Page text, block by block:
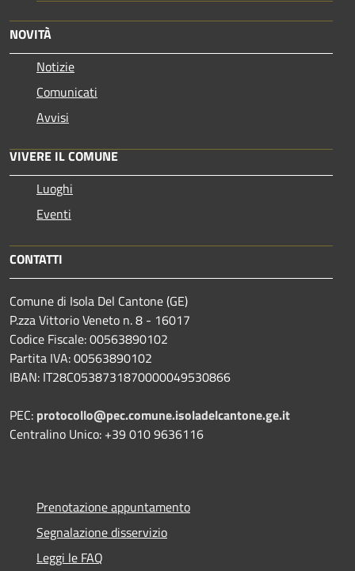
NOVITÀ
Notizie
Comunicati
Avvisi
VIVERE IL COMUNE
Luoghi
Eventi
CONTATTI
Comune di Isola Del Cantone (GE)
P.zza Vittorio Veneto n. 8 - 16017
Codice Fiscale: 00563890102
Partita IVA: 00563890102
IBAN: IT28C0538731870000049530866
PEC: protocollo@pec.comune.isoladelcantone.ge.it
Centralino Unico: +39 010 9636116
Prenotazione appuntamento
Segnalazione disservizio
Leggi le FAQ